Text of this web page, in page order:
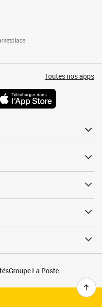
Toutes nos apps
Groupe La Poste